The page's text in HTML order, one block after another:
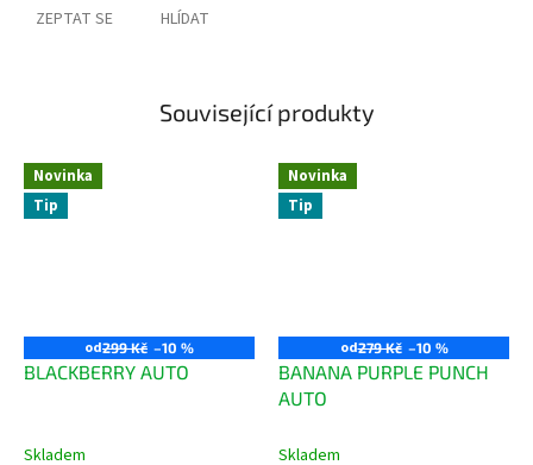
ZEPTAT SE HLÍDAT
Související produkty
Novinka
Tip
od299 Kč –10 %
BLACKBERRY AUTO
Skladem
Novinka
Tip
od279 Kč –10 %
BANANA PURPLE PUNCH
AUTO
Skladem